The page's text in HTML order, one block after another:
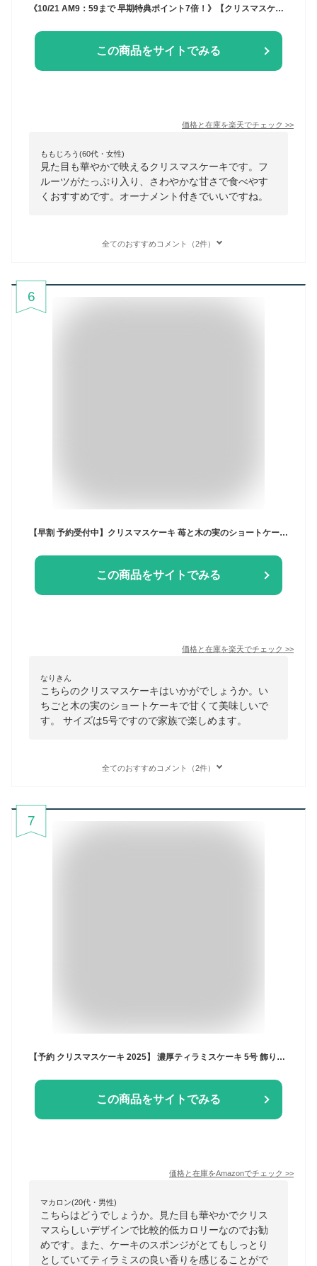
《10/21 AM9：59まで 早期特典ポイント7倍！》【クリスマスケーキ予約・2025】クワトロベリートルテ（オーナメント付き）【送料無料】[美食サークル]
この商品をサイトでみる
価格と在庫を楽天でチェック >>
ももじろう(60代・女性)
見た目も華やかで映えるクリスマスケーキです。フ
ルーツがたっぷり入り、さわやかな甘さで食べやす
くおすすめです。オーナメント付きでいいですね。
全てのおすすめコメント（2件）
6
【早割 予約受付中】クリスマスケーキ 苺と木の実のショートケーキ 5号(直径15cm) 2025 x'mas ストロベリー クリームケーキ 苺 いちご 送料無料 贈り物 プレゼント クリスマス christmas 小島屋乳業製菓 新宿kojimaya (x21004)
この商品をサイトでみる
価格と在庫を楽天でチェック >>
なりきん
こちらのクリスマスケーキはいかがでしょうか。い
ちごと木の実のショートケーキで甘くて美味しいで
す。 サイズは5号ですので家族で楽しめます。
全てのおすすめコメント（2件）
7
【予約 クリスマスケーキ 2025】 濃厚ティラミスケーキ 5号 飾り付き 冷凍 ホールケーキ たべるン 【12月20日～25日お届け】
この商品をサイトでみる
価格と在庫をAmazonでチェック >>
マカロン(20代・男性)
こちらはどうでしょうか。見た目も華やかでクリス
マスらしいデザインで比較的低カロリーなのでお勧
めです。また、ケーキのスポンジがとてもしっとり
としていてティラミスの良い香りを感じることがで